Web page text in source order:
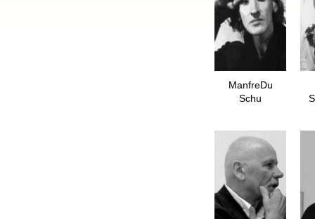
ManfreDu
Schu